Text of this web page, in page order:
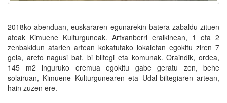
2018ko abenduan, euskararen egunarekin batera zabaldu zituen
ateak Kimuene Kulturguneak. Artxanberri eraikinean, 1 eta 2
zenbakidun atarien artean kokatutako lokaletan egokitu ziren 7
gela, areto nagusi bat, bi biltegi eta komunak. Oraindik, ordea,
145 m2 inguruko eremua egokitu gabe geratu zen, behe
solairuan, Kimuene Kulturgunearen eta Udal-biltegiaren artean,
hain zuzen ere.